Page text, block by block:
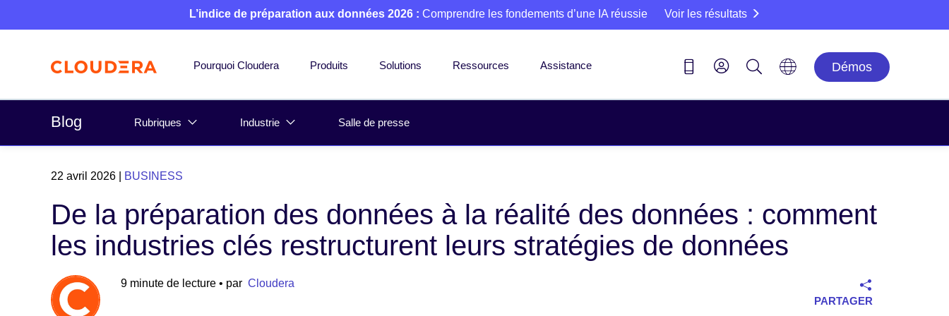
L’indice de préparation aux données 2026 : Comprendre les fondements d’une IA réussie Voir les résultats
Pourquoi Cloudera Produits Solutions Ressources Assistance Démos
Blog Rubriques Industrie Salle de presse
22 avril 2026 BUSINESS
De la préparation des données à la réalité des données : comment
les industries clés restructurent leurs stratégies de données
9 minute de lecture • par Cloudera
PARTAGER